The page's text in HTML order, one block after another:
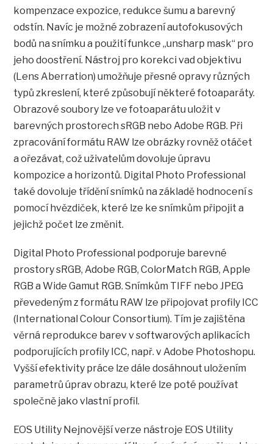
kompenzace expozice, redukce šumu a barevný
odstín. Navíc je možné zobrazení autofokusových
bodů na snímku a použití funkce „unsharp mask“ pro
jeho doostření. Nástroj pro korekci vad objektivu
(Lens Aberration) umožňuje přesné opravy různých
typů zkreslení, které způsobují některé fotoaparáty.
Obrazové soubory lze ve fotoaparátu uložit v
barevných prostorech sRGB nebo Adobe RGB. Při
zpracování formátu RAW lze obrázky rovněž otáčet
a ořezávat, což uživatelům dovoluje úpravu
kompozice a horizontů. Digital Photo Professional
také dovoluje třídění snímků na základě hodnocení s
pomocí hvězdiček, které lze ke snímkům připojit a
jejichž počet lze změnit.
Digital Photo Professional podporuje barevné
prostory sRGB, Adobe RGB, ColorMatch RGB, Apple
RGB a Wide Gamut RGB. Snímkům TIFF nebo JPEG
převedeným z formátu RAW lze připojovat profily ICC
(International Colour Consortium). Tím je zajištěna
věrná reprodukce barev v softwarových aplikacích
podporujících profily ICC, např. v Adobe Photoshopu.
Vyšší efektivity práce lze dále dosáhnout uložením
parametrů úprav obrazu, které lze poté používat
společně jako vlastní profil.
EOS Utility Nejnovější verze nástroje EOS Utility